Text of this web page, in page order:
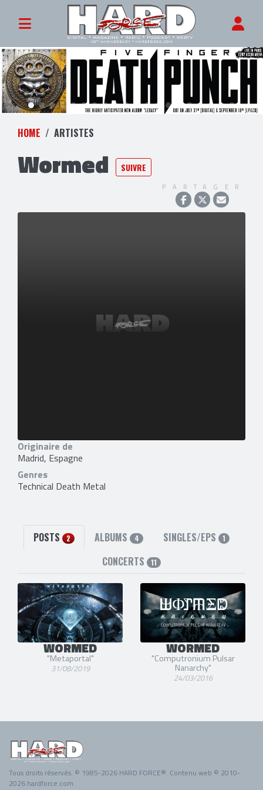
HOME ARTISTES
Wormed SUIVRE
PARTAGER
Originaire de
Madrid, Espagne
Genres
Technical Death Metal
POSTS 2 ALBUMS 4 SINGLES/EPS 1
CONCERTS 11
WORMED
"Metaportal"
31/08/2019
WORMED
"Computronium Pulsar
Nanarchy"
24/03/2016
Tous droits réservés. © 1985-2026 HARD FORCE®. Contenu web © 2010-
2026 hardforce.com